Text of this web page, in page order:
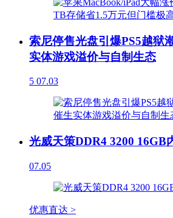
索尼停售光盘引爆PS5越狱
实体游戏溢价与自制生态
5 07.03
光威天策DDR4 3200 16GB
07.05
优惠直达 >